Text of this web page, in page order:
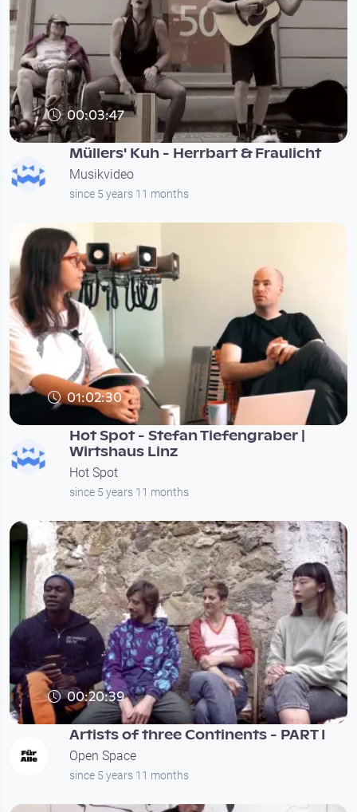
00:03:47
Müllers' Kuh - Herrbart & Fraulicht
Musikvideo
since 5 years 11 months
01:02:30
Hot Spot - Stefan Tiefengraber |
Wirtshaus Linz
Hot Spot
since 5 years 11 months
00:20:39
Artists of three Continents - PART I
Open Space
since 5 years 11 months